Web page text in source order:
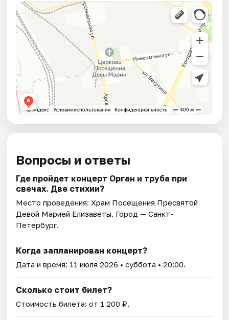
Вопросы и ответы
Где пройдет концерт Орган и труба при
свечах. Две стихии?
Место проведения:Храм Посещения Пресвятой
Девой Марией Елизаветы. Город — Санкт-
Петербург.
Когда запланирован концерт?
Дата и время: 11 июля 2026 • суббота • 20:00.
Сколько стоит билет?
Стоимость билета: от 1 200 ₽.